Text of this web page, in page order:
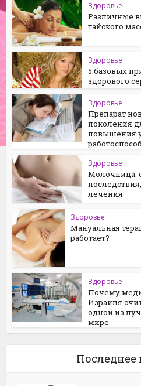
Здоровье
Различные
тайского
Здоровье
5 базовых
здорового
Здоровье
Препарат
поколения
повышения
Здоровье
Молочница:
лечения
Здоровье
Мануальная
работает?
Здоровье
Почему
Израиля
одной из
мире
Последнее